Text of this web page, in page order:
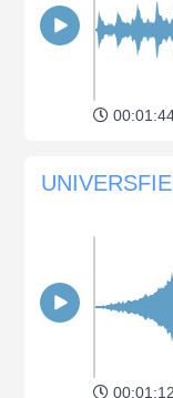
00:01:12